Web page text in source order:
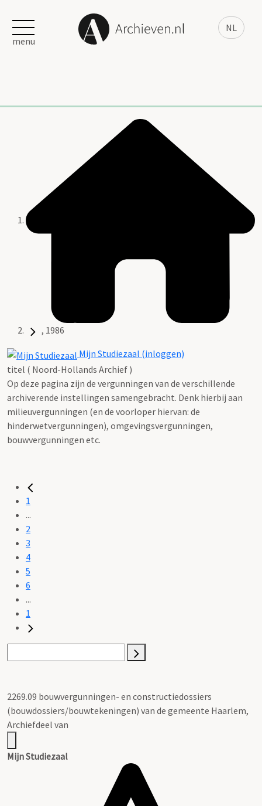
NL
menu
, 1986
Mijn Studiezaal (inloggen)
titel ( Noord-Hollands Archief )
Op deze pagina zijn de vergunningen van de verschillende
archiverende instellingen samengebracht. Denk hierbij aan
milieuvergunningen (en de voorloper hiervan: de
hinderwetvergunningen), omgevingsvergunningen,
bouwvergunningen etc.
1
...
2
3
4
5
6
...
1
2269.09 bouwvergunningen- en constructiedossiers
(bouwdossiers/bouwtekeningen) van de gemeente Haarlem,
Archiefdeel van
Mijn Studiezaal